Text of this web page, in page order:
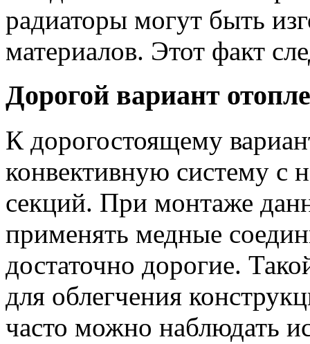
радиаторы могут быть
материалов. Этот факт
Дорогой вариант
К дорогостоящему
конвективную систему
секций. При монтаже
применять медные
достаточно дорогие.
для облегчения
часто можно наблюдать